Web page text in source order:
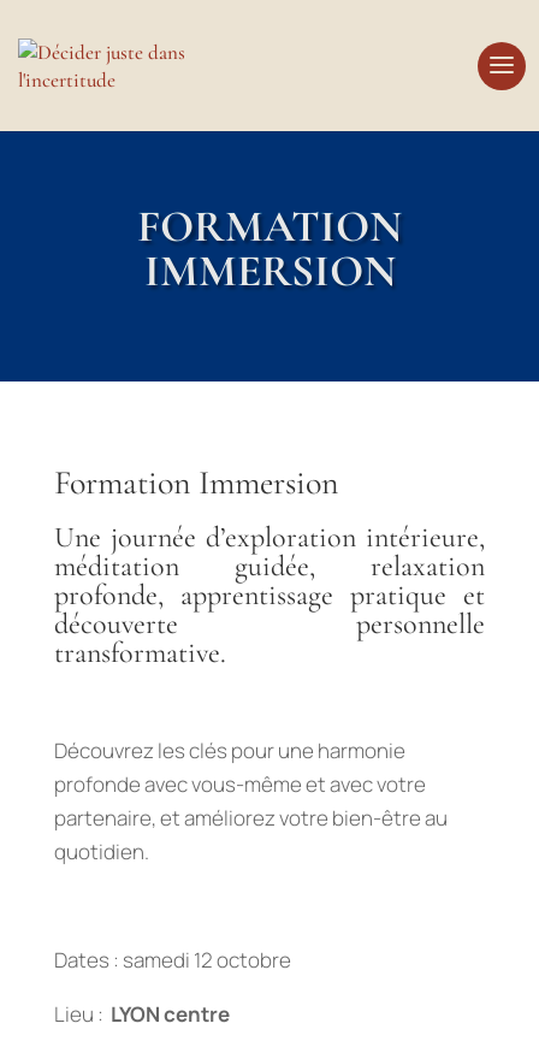
FORMATION
IMMERSION
Formation Immersion
Une journée d’exploration intérieure,
méditation guidée, relaxation
profonde, apprentissage pratique et
découverte personnelle
transformative.
Découvrez les clés pour une harmonie
profonde avec vous-même et avec votre
partenaire, et améliorez votre bien-être au
quotidien.
Dates : samedi 12 octobre
Lieu : LYON centre